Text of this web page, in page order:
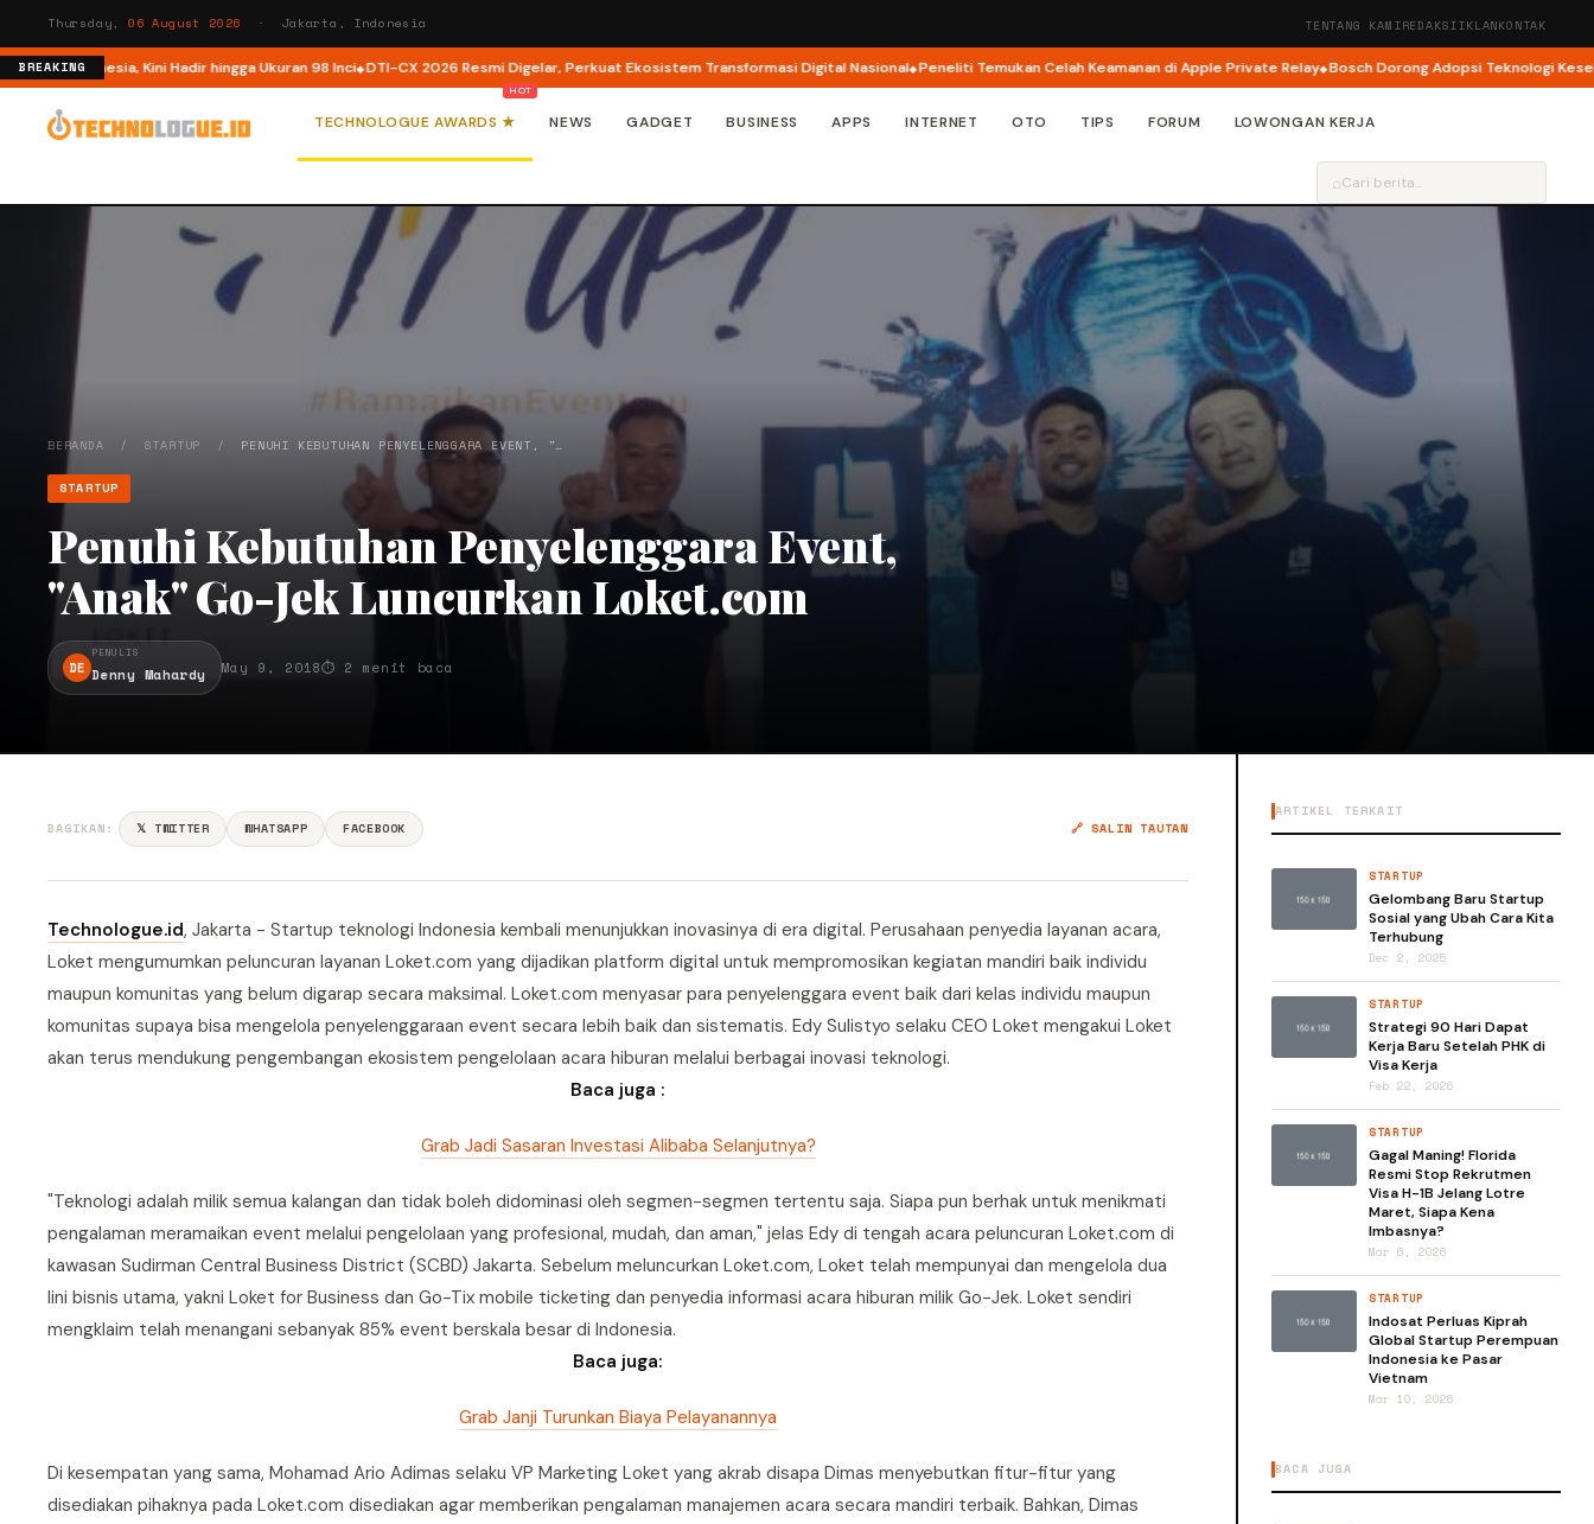
Thursday, 06 August 2026 · Jakarta, Indonesia TENTANG KAMIREDAKSIIKLANKONTAK
BREAKING
Indonesia, Kini Hadir hingga Ukuran 98 Inci DTI-CX 2026 Resmi Digelar, Perkuat Ekosistem Transformasi Digital Nasional Peneliti Temukan Celah Keamanan di Apple Private Relay Bosch Dorong Adopsi Teknologi
TECHNOLOGUE AWARDS ★ NEWS GADGET BUSINESS APPS INTERNET OTO TIPS FORUM LOWONGAN KERJA
⌕
BERANDA / STARTUP / PENUHI KEBUTUHAN PENYELENGGARA EVENT, "…
STARTUP
Penuhi Kebutuhan Penyelenggara Event,
"Anak" Go-Jek Luncurkan Loket.com
DE
PENULIS
Denny Mahardy May 9, 2018⏱ 2 menit baca
BAGIKAN: 𝕏 TWITTER WHATSAPP FACEBOOK 🔗 SALIN TAUTAN
Technologue.id, Jakarta - Startup teknologi Indonesia kembali menunjukkan inovasinya di era digital. Perusahaan penyedia layanan acara,
Loket mengumumkan peluncuran layanan Loket.com yang dijadikan platform digital untuk mempromosikan kegiatan mandiri baik individu
maupun komunitas yang belum digarap secara maksimal. Loket.com menyasar para penyelenggara event baik dari kelas individu maupun
komunitas supaya bisa mengelola penyelenggaraan event secara lebih baik dan sistematis. Edy Sulistyo selaku CEO Loket mengakui Loket
akan terus mendukung pengembangan ekosistem pengelolaan acara hiburan melalui berbagai inovasi teknologi.
Baca juga :
Grab Jadi Sasaran Investasi Alibaba Selanjutnya?
"Teknologi adalah milik semua kalangan dan tidak boleh didominasi oleh segmen-segmen tertentu saja. Siapa pun berhak untuk menikmati
pengalaman meramaikan event melalui pengelolaan yang profesional, mudah, dan aman," jelas Edy di tengah acara peluncuran Loket.com di
kawasan Sudirman Central Business District (SCBD) Jakarta. Sebelum meluncurkan Loket.com, Loket telah mempunyai dan mengelola dua
lini bisnis utama, yakni Loket for Business dan Go-Tix mobile ticketing dan penyedia informasi acara hiburan milik Go-Jek. Loket sendiri
mengklaim telah menangani sebanyak 85% event berskala besar di Indonesia.
Baca juga:
Grab Janji Turunkan Biaya Pelayanannya
Di kesempatan yang sama, Mohamad Ario Adimas selaku VP Marketing Loket yang akrab disapa Dimas menyebutkan fitur-fitur yang
disediakan pihaknya pada Loket.com disediakan agar memberikan pengalaman manajemen acara secara mandiri terbaik. Bahkan, Dimas
ARTIKEL TERKAIT
STARTUP
Gelombang Baru Startup
Sosial yang Ubah Cara Kita
Terhubung
Dec 2, 2025
STARTUP
Strategi 90 Hari Dapat
Kerja Baru Setelah PHK di
Visa Kerja
Feb 22, 2026
STARTUP
Gagal Maning! Florida
Resmi Stop Rekrutmen
Visa H-1B Jelang Lotre
Maret, Siapa Kena
Imbasnya?
Mar 6, 2026
STARTUP
Indosat Perluas Kiprah
Global Startup Perempuan
Indonesia ke Pasar
Vietnam
Mar 10, 2026
BACA JUGA